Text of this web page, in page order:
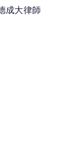
成大律師